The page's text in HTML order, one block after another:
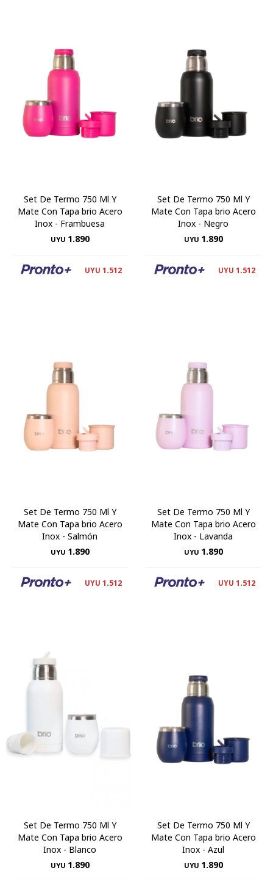
Set De Termo 750 Ml Y
Mate Con Tapa brio Acero
Inox - Frambuesa
UYU 1.890
UYU 1.512
Set De Termo 750 Ml Y
Mate Con Tapa brio Acero
Inox - Negro
UYU 1.890
UYU 1.512
Set De Termo 750 Ml Y
Mate Con Tapa brio Acero
Inox - Salmón
UYU 1.890
UYU 1.512
Set De Termo 750 Ml Y
Mate Con Tapa brio Acero
Inox - Lavanda
UYU 1.890
UYU 1.512
Set De Termo 750 Ml Y
Mate Con Tapa brio Acero
Inox - Blanco
UYU 1.890
Set De Termo 750 Ml Y
Mate Con Tapa brio Acero
Inox - Azul
UYU 1.890